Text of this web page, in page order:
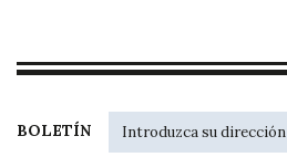
BOLETÍN